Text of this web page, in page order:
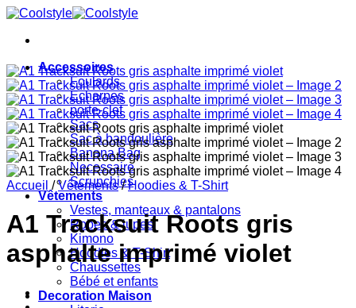
Passer
contenu
Accessoires
Foulards
Echarpes
porte-clef
Sacs
Sac à bandoulière
Banana Bag
Necessaire
Scrunchies
Vêtements
Vestes, manteaux & pantalons
Robes & jupes
Kimono
Hoodies & T-Shirt
Chaussettes
Bébé et enfants
Decoration Maison
Accueil / Vêtements / Hoodies & T-Shirt
A1 Tracksuit Roots gris
asphalte imprimé violet